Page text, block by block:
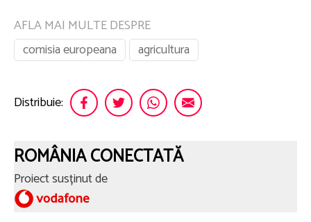
AFLA MAI MULTE DESPRE
comisia europeana
agricultura
Distribuie:
ROMÂNIA CONECTATĂ
Proiect susținut de